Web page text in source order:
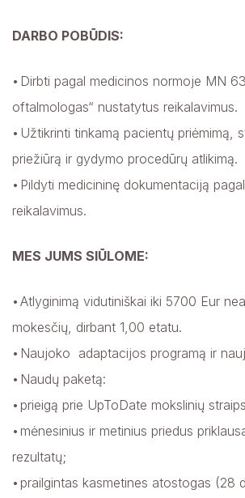
DARBO POBŪDIS:
Dirbti pagal medicinos normoje MN
oftalmologas“ nustatytus reikalavimus.
Užtikrinti tinkamą pacientų priėmimą,
priežiūrą ir gydymo procedūrų atlikimą.
Pildyti medicininę dokumentaciją
reikalavimus.
MES JUMS SIŪLOME:
Atlyginimą vidutiniškai iki 5700 Eur
mokesčių, dirbant 1,00 etatu.
Naujoko adaptacijos programą ir
Naudų paketą:
prieigą prie UpToDate mokslinių
mėnesinius ir metinius priedus
rezultatų;
prailgintas kasmetines atostogas (28